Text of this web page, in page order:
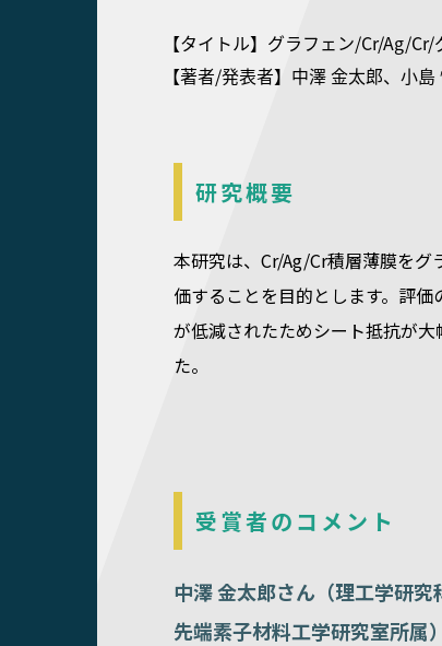
【タイトル】グラフェン/Cr/Ag/
【著者/発表者】中澤 金太郎、小
研究概要
本研究は、Cr/Ag/Cr積層薄膜を
価することを目的とします。評
が低減されたためシート抵抗が
た。
受賞者のコメント
中澤 金太郎さん（理工学研
先端素子材料工学研究室所属）